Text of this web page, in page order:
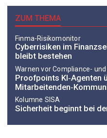
ZUM THEMA
Finma-Risikomonitor
Cyberrisiken im
bleibt bestehen
Warnen vor Compliance-
Proofpoints KI‑Agenten
Kolumne SISA
Sicherheit beginnt bei